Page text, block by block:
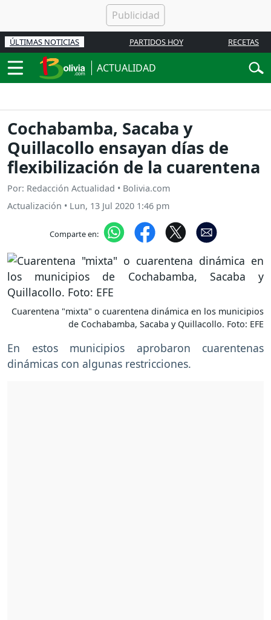
ÚLTIMAS NOTICIAS PARTIDOS HOY RECETAS
ACTUALIDAD
Cochabamba, Sacaba y
Quillacollo ensayan días de
flexibilización de la cuarentena
Por: Redacción Actualidad • Bolivia.com
Actualización • Lun, 13 Jul 2020 1:46 pm
Comparte en:
Cuarentena "mixta" o cuarentena dinámica en los municipios
de Cochabamba, Sacaba y Quillacollo. Foto: EFE
En estos municipios aprobaron cuarentenas
dinámicas con algunas restricciones.